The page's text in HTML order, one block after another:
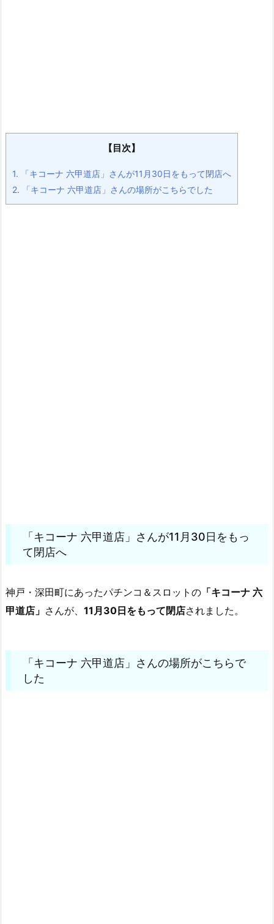
【目次】
1. 「キコーナ 六甲道店」さんが11月30日をもって閉店へ
2. 「キコーナ 六甲道店」さんの場所がこちらでした
「キコーナ 六甲道店」さんが11月30日をもっ
て閉店へ
神戸・深田町にあったパチンコ＆スロットの 「キコーナ 六
甲道店」 さんが、 11月30日をもって閉店されました。
「キコーナ 六甲道店」さんの場所がこちらで
した